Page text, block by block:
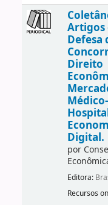
Artigos
Defesa
Direito
Médico-
Digital.
por
Editora:
Recursos